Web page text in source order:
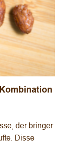
der bringer
Disse